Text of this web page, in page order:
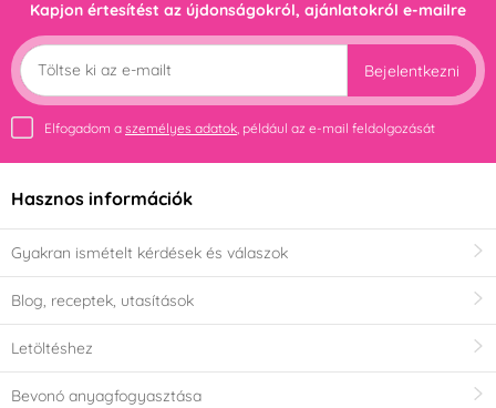
Kapjon értesítést az újdonságokról, ajánlatokról e-mailre
Bejelentkezni
Elfogadom a személyes adatok, például az e-mail feldolgozását
Hasznos információk
Gyakran ismételt kérdések és válaszok
Blog, receptek, utasítások
Letöltéshez
Bevonó anyagfogyasztása